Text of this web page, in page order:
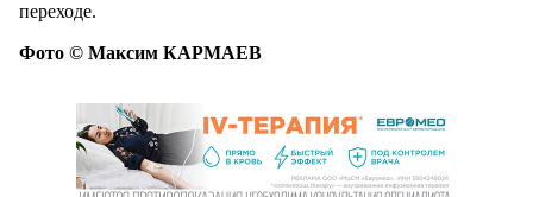
переходе.
Фото © Максим КАРМАЕВ